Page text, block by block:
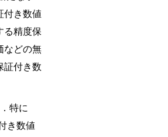
付き数値
る精度保
などの無
証付き数
特に
き数値